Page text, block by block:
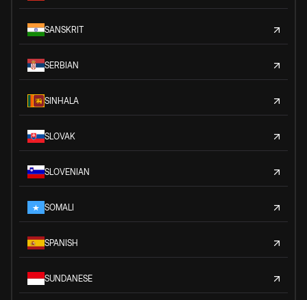
SANSKRIT
SERBIAN
SINHALA
SLOVAK
SLOVENIAN
SOMALI
SPANISH
SUNDANESE